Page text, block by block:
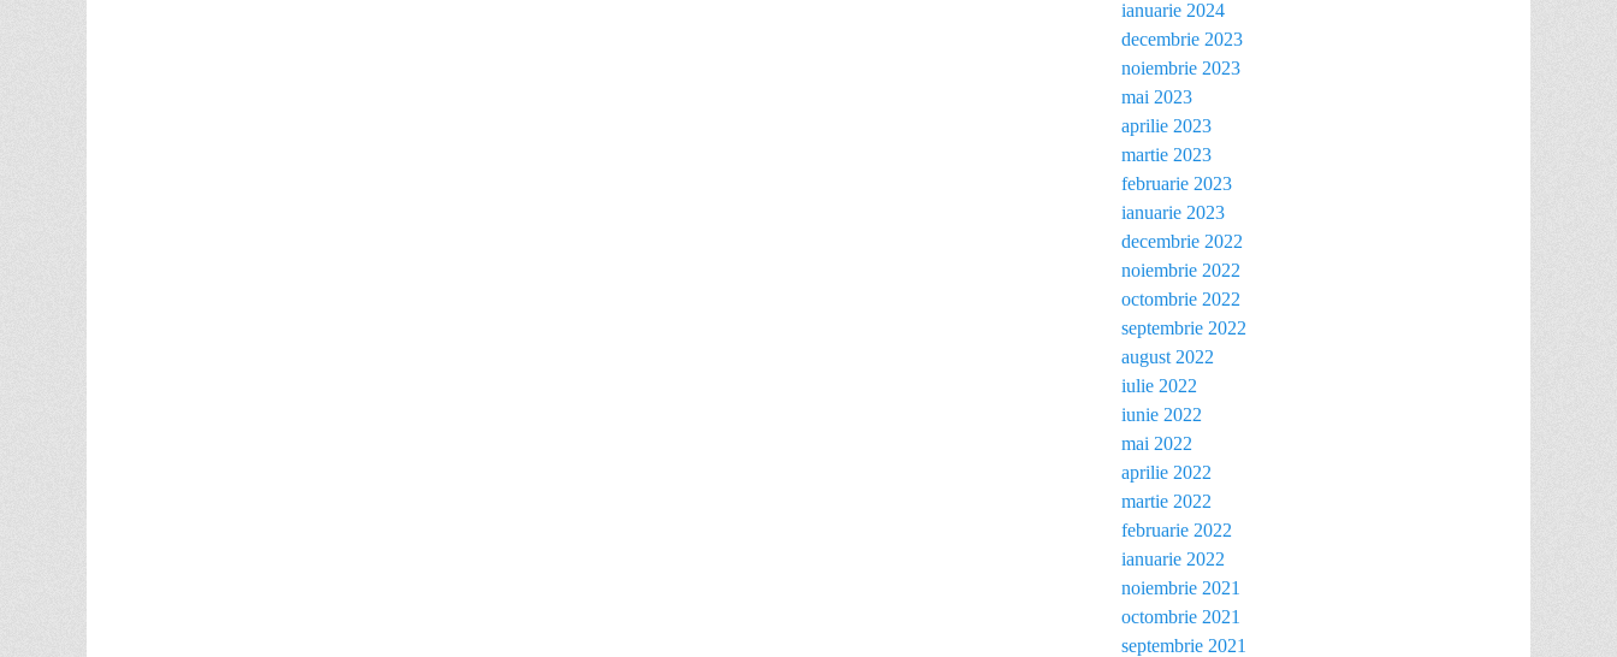
ianuarie 2024
decembrie 2023
noiembrie 2023
mai 2023
aprilie 2023
martie 2023
februarie 2023
ianuarie 2023
decembrie 2022
noiembrie 2022
octombrie 2022
septembrie 2022
august 2022
iulie 2022
iunie 2022
mai 2022
aprilie 2022
martie 2022
februarie 2022
ianuarie 2022
noiembrie 2021
octombrie 2021
septembrie 2021